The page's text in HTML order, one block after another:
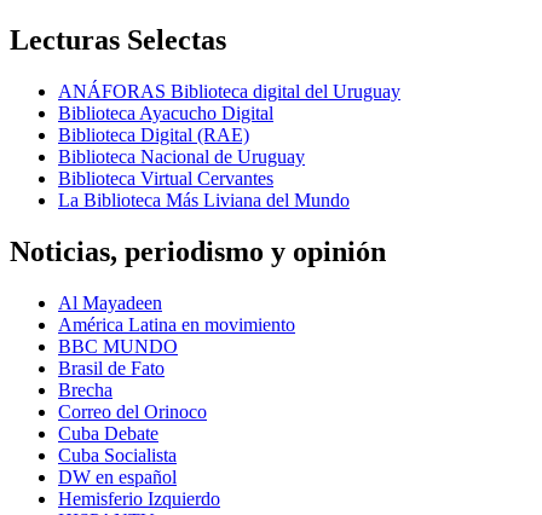
Lecturas Selectas
ANÁFORAS Biblioteca digital del Uruguay
Biblioteca Ayacucho Digital
Biblioteca Digital (RAE)
Biblioteca Nacional de Uruguay
Biblioteca Virtual Cervantes
La Biblioteca Más Liviana del Mundo
Noticias, periodismo y opinión
Al Mayadeen
América Latina en movimiento
BBC MUNDO
Brasil de Fato
Brecha
Correo del Orinoco
Cuba Debate
Cuba Socialista
DW en español
Hemisferio Izquierdo